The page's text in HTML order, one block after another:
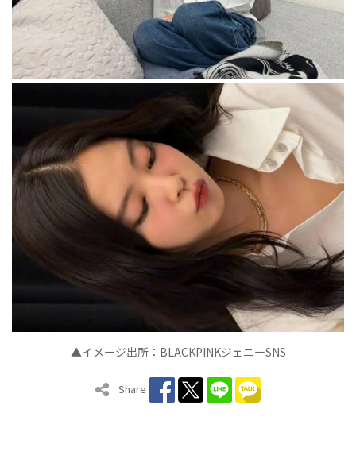
▲イメ ージ出所： BLACKPINKジェニ ーSNS
Share